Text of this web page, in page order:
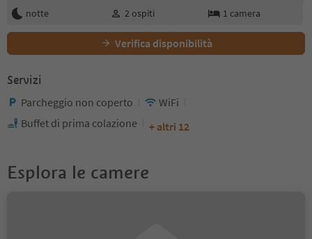
notte
2 ospiti 1 camera
Verifica disponibilità
Servizi
Parcheggio non coperto
WiFi
Buffet di prima colazione
+ altri 12
Esplora le camere